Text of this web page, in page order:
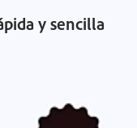
y sencilla